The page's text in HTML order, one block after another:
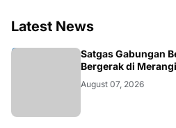
Latest News
Satgas Gabungan
Bergerak di
August 07, 2026